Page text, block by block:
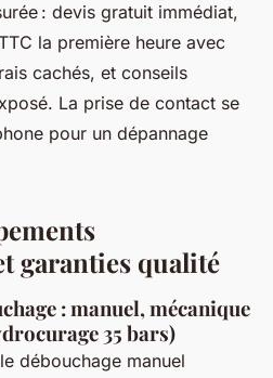
: devis gratuit immédiat,
la première heure avec
cachés, et conseils
La prise de contact se
pour un dépannage
garanties qualité
: manuel, mécanique
35 bars)
débouchage manuel